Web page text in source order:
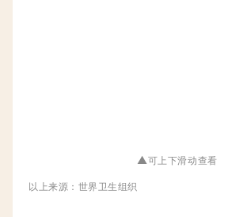
▲可上下滑动查看
以上来源： 世界卫生组织